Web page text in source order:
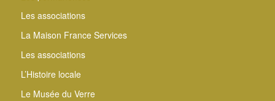
Les associations
La Maison France Services
Les associations
L’Histoire locale
Le Musée du Verre